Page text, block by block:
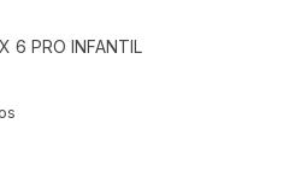
6 PRO INFANTIL